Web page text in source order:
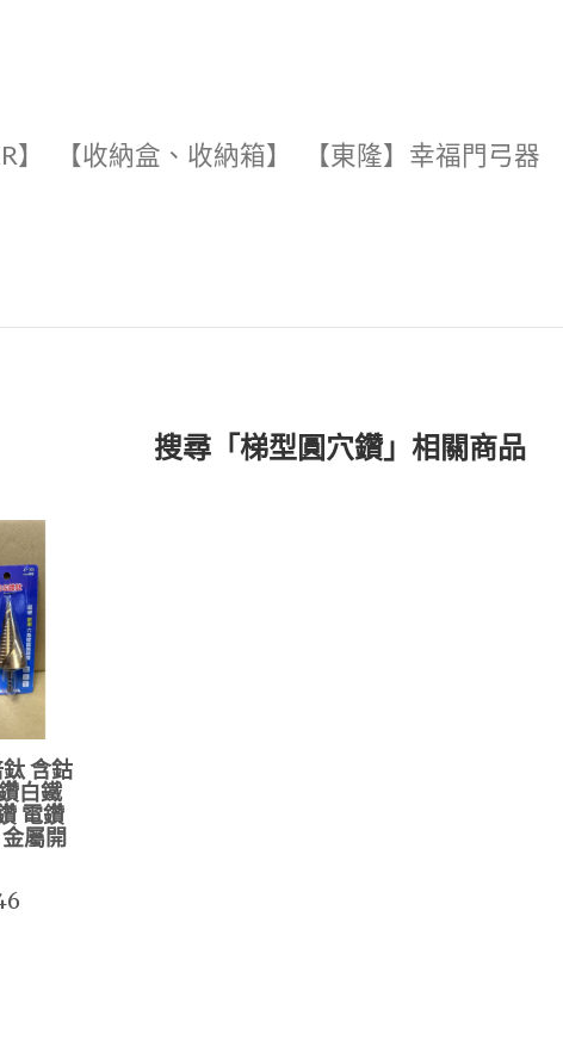
】 【收納盒、收納箱】 【東隆】幸福門弓器
搜尋「梯型圓穴鑽」相關商品
含鈷
白鐵
電鑽
屬開